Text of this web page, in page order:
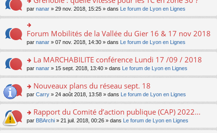
ré
c
e
nt
le
pl
u
s
ré
c
e
nt
n
le
pl
u
s
c
e
nt
a
g
e
n
o
lu
pl
u
s
c
e
nt
e
s
g
e
n
o
lu
pl
u
s
c
e
nt
ult
er
le
m
e
s
g
e
n
o
lu
pl
u
s
o
n
s
ult
er
le
m
e
s
g
e
n
o
lu
par nanar » 29 nov. 2018, 15:25 » dans Le forum de Lyon en Lignes
o
n
er
le
m
e
s
a
g
e
n
Forum Mobilités de la Vallée du Gier 16 & 17 nov 2018
par nanar » 07 nov. 2018, 14:30 » dans Le forum de Lyon en Lignes
o
n
ult
er
le
m
e
La MARCHABILITE conférence Lundi 17 /09 / 2018
par nanar » 15 sept. 2018, 13:40 » dans Le forum de Lyon en Lignes
o
n
ult
er
le
Nouveaux plans du réseau sept. 18
par Carry » 24 août 2018, 13:58 » dans Le forum de Lyon en Lignes
o
n
Rapport du Comité d’action publique (CAP) 2022...
par BBArchi » 21 juil. 2018, 00:26 » dans Le forum de Lyon en Lignes